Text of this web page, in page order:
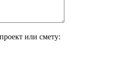
или смету: